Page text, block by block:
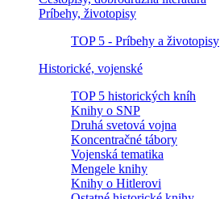
Príbehy, životopisy
TOP 5 - Príbehy a životopisy
Historické, vojenské
TOP 5 historických kníh
Knihy o SNP
Druhá svetová vojna
Koncentračné tábory
Vojenská tematika
Mengele knihy
Knihy o Hitlerovi